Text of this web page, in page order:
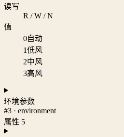
读写
R / W / N
值
0自动
1低风
2中风
3高风
环境参数
#3 · environment
属性 5